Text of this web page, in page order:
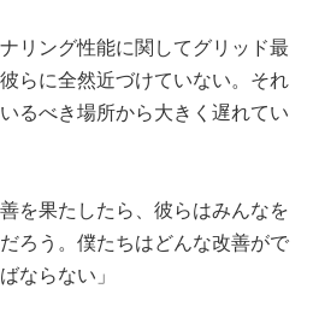
リング性能に関してグリッド最
らに全然近づけていない。それ
るべき場所から大きく遅れてい
を果たしたら、彼らはみんなを
ろう。僕たちはどんな改善がで
ならない」